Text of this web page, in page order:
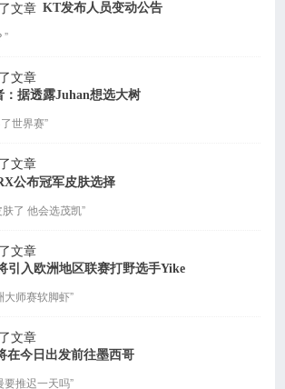
文章 KT发布人员变动公告
”
文章
：据透露Juhan想选大树
世界赛”
文章
公布冠军皮肤选择
了 他会选茂凯”
文章
引入欧洲地区联赛打野选手Yike
大师赛软脚虾”
文章
在今日出发前往墨西哥
要推迟一天吗”